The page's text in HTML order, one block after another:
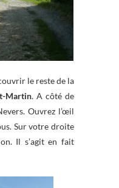
le reste de la
Martin. A côté de
Ouvrez l’œil
Sur votre droite
Il s’agit en fait